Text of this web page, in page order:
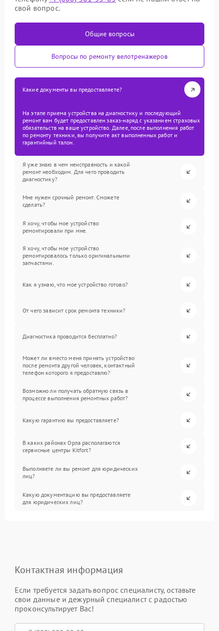
свой вопрос.
Общие вопросы
Вопросы по ремонту велотренажеров
Какие документы вы предоставляете?
На этапе приема устройства на диагностику и последующий
ремонт вам будет предоставлен заказ-наряд с указанием страховых
обязательств на ваше устройство. Далее, после выполнения работ
по ремонту техники, вы получите акт выполненных работ и
гарантийный талон.
Я уже знаю в чем неисправность и какой
ремонт необходим. Для чего проводить
диагностику?
Мне нужен срочный ремонт. Сможете
сделать?
Я хочу, чтобы мое устройство
ремонтировали при мне.
Я хочу, чтобы мое устройство
ремонтировалось только оригинальными
запчастями.
Как я узнаю, что мое устройство готово?
От чего зависит срок ремонта техники?
Диагностика проводится бесплатно?
Может ли вместо меня принять устройство
после ремонта другой человек, контактный
телефон которого я предоставлю?
Возможно ли получать обратную связь в
процессе выполнения ремонтных работ?
Какую гарантию вы предоставляете?
В каких районах Орла располагаются
сервисные центры Kitfort?
Выполняете ли вы ремонт для юридических
лиц?
Какую документацию вы предоставляете
для юридических лиц?
Контактная информация
Если требуется задать вопрос специалисту, оставьте
свои данные и дежурный специалист с радостью
проконсультирует Вас!